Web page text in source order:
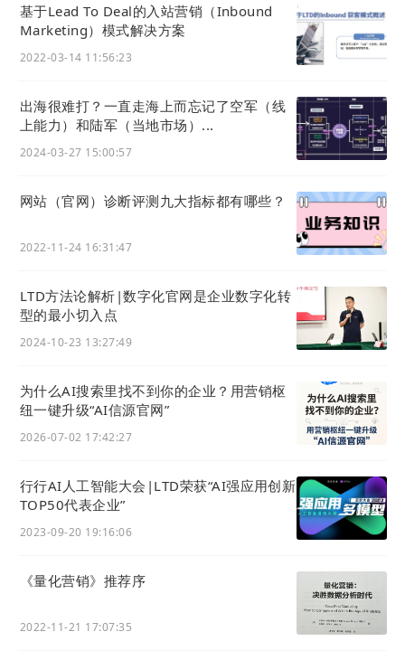
找到下图中的「分享文案设置」，点击设置即可。
惠存。」，你可以在这里修改为你想要的分享文案。
这里可以使用两个变量来设置成员姓名与公司名称的
设置。
称。
当我们将分享文案设置为 ：
「 {姓名}的名片，请收
下。」时，姓名为「老王」的成员分享他的名片时，
效果如下图所示：
基于Lead To Deal的入站营销（Inbound
Marketing）模式解决方案
2022-03-14 11:56:23
出海很难打？一直走海上而忘记了空军（线
上能力）和陆军（当地市场）...
2024-03-27 15:00:57
网站（官网）诊断评测九大指标都有哪些？
2022-11-24 16:31:47
LTD方法论解析|数字化官网是企业数字化转
型的最小切入点
2024-10-23 13:27:49
为什么AI搜索里找不到你的企业？用营销枢
纽一键升级“AI信源官网”
2026-07-02 17:42:27
行行AI人工智能大会|LTD荣获“AI强应用创新
TOP50代表企业”
2023-09-20 19:16:06
《量化营销》推荐序
2022-11-21 17:07:35